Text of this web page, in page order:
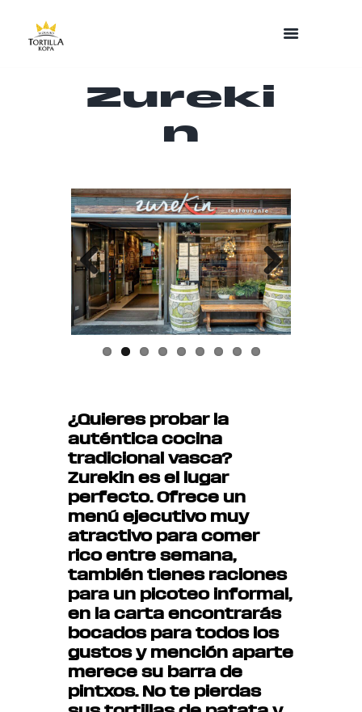
Zureki
n
Previo
us
Next
¿Quieres probar la
auténtica cocina
tradicional vasca?
Zurekin es el lugar
perfecto. Ofrece un
menú ejecutivo muy
atractivo para comer
rico entre semana,
también tienes raciones
para un picoteo informal,
en la carta encontrarás
bocados para todos los
gustos y mención aparte
merece su barra de
pintxos. No te pierdas